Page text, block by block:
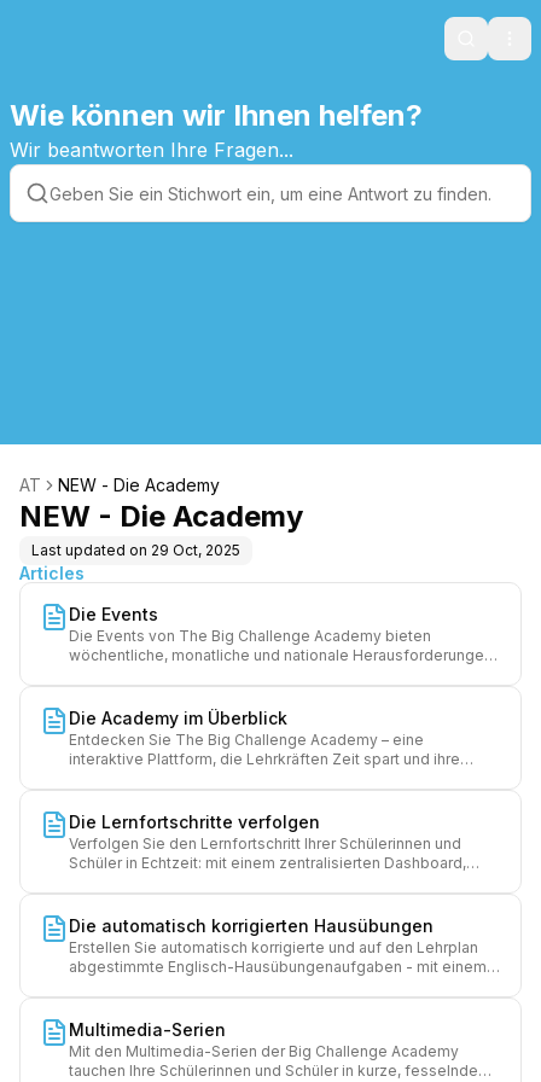
Search
Wie können wir Ihnen helfen?
Wir beantworten Ihre Fragen...
AT NEW - Die Academy
NEW - Die Academy
Last updated on 29 Oct, 2025
Articles
Die Events
Die Events von The Big Challenge Academy bieten
wöchentliche, monatliche und nationale Herausforderungen
Vorbereitung von Inhalten erforderlich: alles wird
automatisch über die Plattform organisiert.
Die Academy im Überblick
Entdecken Sie The Big Challenge Academy – eine
interaktive Plattform, die Lehrkräften Zeit spart und ihre
Die Lernfortschritte verfolgen
Verfolgen Sie den Lernfortschritt Ihrer Schülerinnen und
Schüler in Echtzeit: mit einem zentralisierten Dashboard,
Lehrmethoden gezielt an und schätzen Sie Verbesserungen
wert, um die Kinder nachhaltig zu motivieren.
Die automatisch korrigierten Hausübungen
Erstellen Sie automatisch korrigierte und auf den Lehrplan
abgestimmte Englisch-Hausübungenaufgaben - mit einem
Selbstständigkeit der Schülerinnen und Schüler.
Multimedia-Serien
Mit den Multimedia-Serien der Big Challenge Academy
tauchen Ihre Schülerinnen und Schüler in kurze, fesselnde